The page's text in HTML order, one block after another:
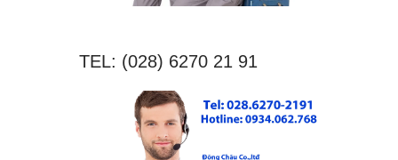
TEL: (028) 6270 21 91